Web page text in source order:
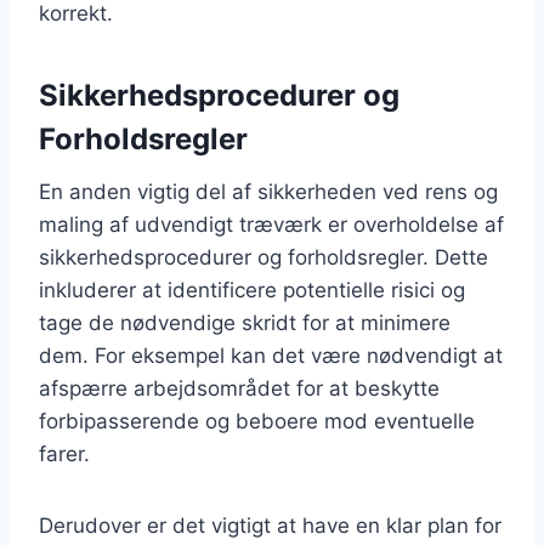
korrekt.
Sikkerhedsprocedurer og
Forholdsregler
En anden vigtig del af sikkerheden ved rens og
maling af udvendigt træværk er overholdelse af
sikkerhedsprocedurer og forholdsregler. Dette
inkluderer at identificere potentielle risici og
tage de nødvendige skridt for at minimere
dem. For eksempel kan det være nødvendigt at
afspærre arbejdsområdet for at beskytte
forbipasserende og beboere mod eventuelle
farer.
Derudover er det vigtigt at have en klar plan for